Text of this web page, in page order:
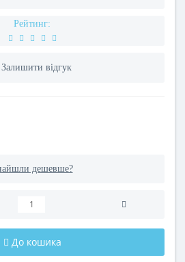
Рейтинг:
Залишити відгук
дешевше?
До кошика